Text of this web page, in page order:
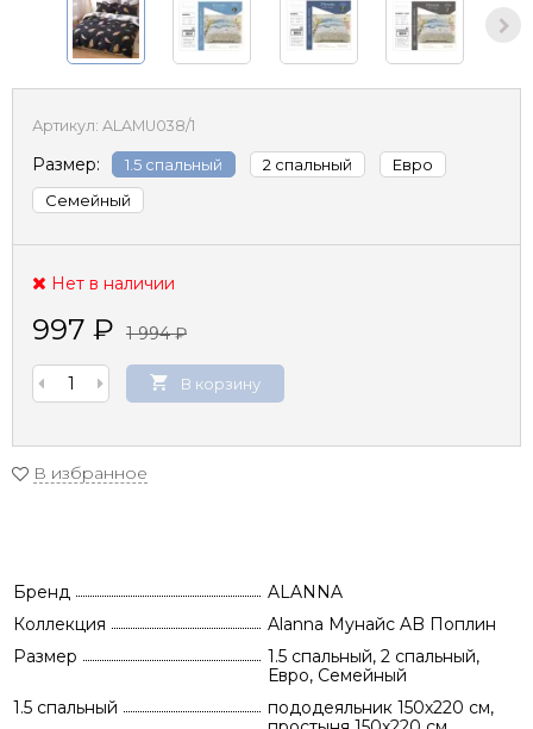
Артикул: ALAMU038/1
Размер: 1.5 спальный 2 спальный
Евро
Семейный
Нет в наличии
997 ₽ 1 994₽
В корзину
В избранное
Бренд
ALANNA
Коллекция
Alanna Мунайс AB Поплин
Размер
1.5 спальный, 2 спальный,
Евро, Семейный
1.5 спальный
пододеяльник 150х220 см,